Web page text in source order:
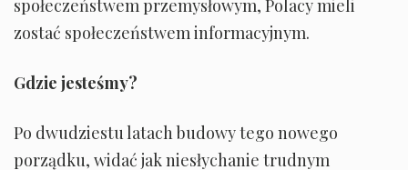
społeczeństwem przemysłowym, Polacy mieli
zostać społeczeństwem informacyjnym.
Gdzie jesteśmy?
Po dwudziestu latach budowy tego nowego
porządku, widać jak niesłychanie trudnym